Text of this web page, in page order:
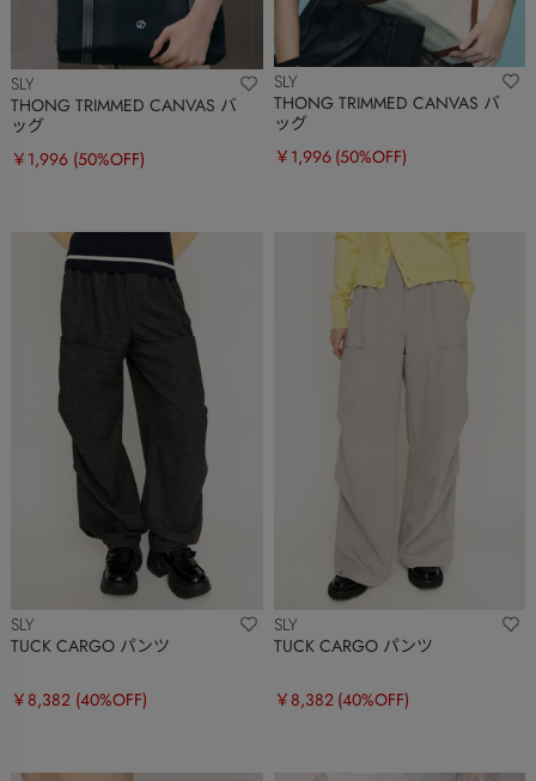
SLY
THONG TRIMMED CANVAS バ
ッグ
￥1,996 (50%OFF)
SLY
THONG TRIMMED CANVAS バ
ッグ
￥1,996 (50%OFF)
SLY
TUCK CARGO パンツ
￥8,382 (40%OFF)
SLY
TUCK CARGO パンツ
￥8,382 (40%OFF)